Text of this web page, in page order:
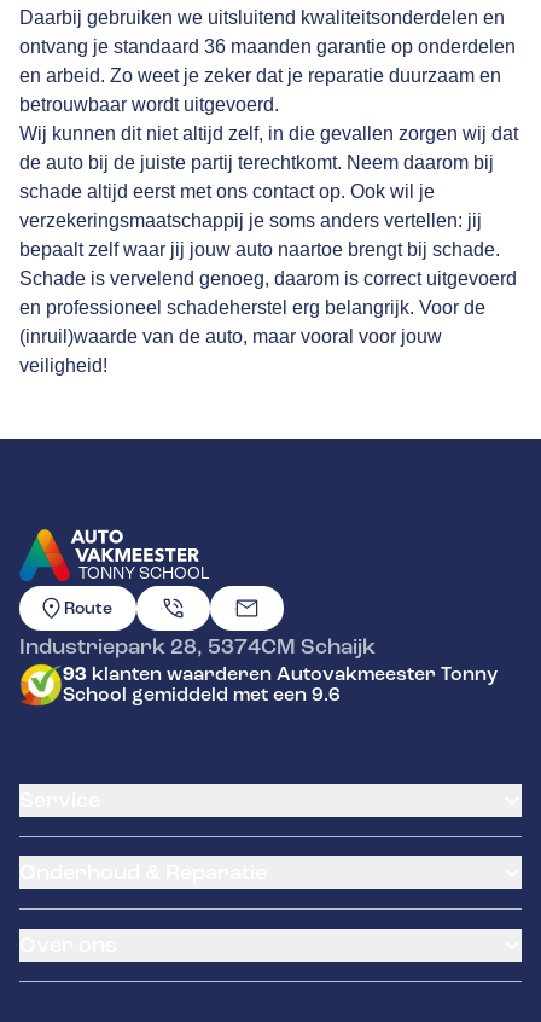
Daarbij gebruiken we uitsluitend kwaliteitsonderdelen en
ontvang je standaard 36 maanden garantie op onderdelen
en arbeid. Zo weet je zeker dat je reparatie duurzaam en
betrouwbaar wordt uitgevoerd.
Wij kunnen dit niet altijd zelf, in die gevallen zorgen wij dat
de auto bij de juiste partij terechtkomt. Neem daarom bij
schade altijd eerst met ons contact op. Ook wil je
verzekeringsmaatschappij je soms anders vertellen: jij
bepaalt zelf waar jij jouw auto naartoe brengt bij schade.
Schade is vervelend genoeg, daarom is correct uitgevoerd
en professioneel schadeherstel erg belangrijk. Voor de
(inruil)waarde van de auto, maar vooral voor jouw
veiligheid!
TONNY SCHOOL
GA NAAR DE HOMEPAGINA
Route
Industriepark 28, 5374CM Schaijk
93 klanten waarderen Autovakmeester Tonny
School gemiddeld met een 9.6
Banden service
Pechhulp
Schade en reparatie